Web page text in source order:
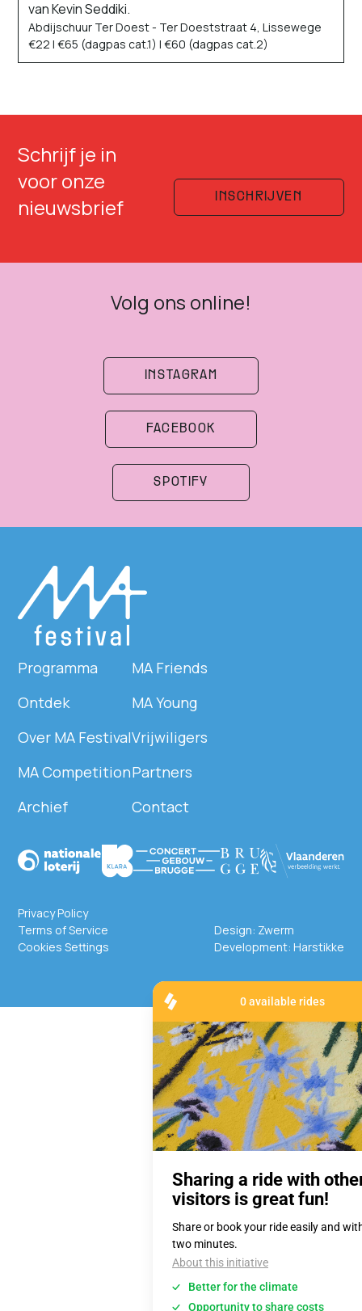
van Kevin Seddiki.
Abdijschuur Ter Doest - Ter Doeststraat 4, Lissewege
€22 | €65 (dagpas cat.1) | €60 (dagpas cat.2)
Schrijf je in
voor onze
nieuwsbrief
INSCHRIJVEN
Volg ons online!
INSTAGRAM
FACEBOOK
SPOTIFY
Programma
Ontdek
Over MA Festival
MA Competition
Archief
MA Friends
MA Young
Vrijwiligers
Partners
Contact
Privacy Policy
Terms of Service
Cookies Settings
Design: Zwerm
Development: Harstikke